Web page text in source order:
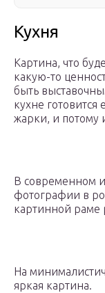
Кухня
Картина, что
какую-то
быть
кухне готовится
жарки, и потому
В современном
фотографии в
картинной раме
На
яркая картина.